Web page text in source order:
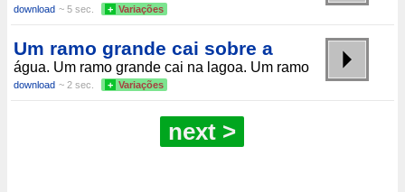
download ~ 5 sec. + Variações
Um ramo grande cai sobre a
água. Um ramo grande cai na lagoa. Um ramo
download ~ 2 sec. + Variações
next >